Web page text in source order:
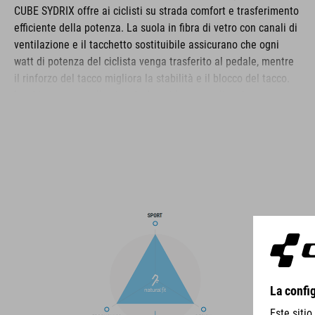
CUBE SYDRIX offre ai ciclisti su strada comfort e trasferimento
efficiente della potenza. La suola in fibra di vetro con canali di
ventilazione e il tacchetto sostituibile assicurano che ogni
watt di potenza del ciclista venga trasferito al pedale, mentre
il rinforzo del tacco migliora la stabilità e il blocco del tacco.
comfort che dura tutto il giorno.